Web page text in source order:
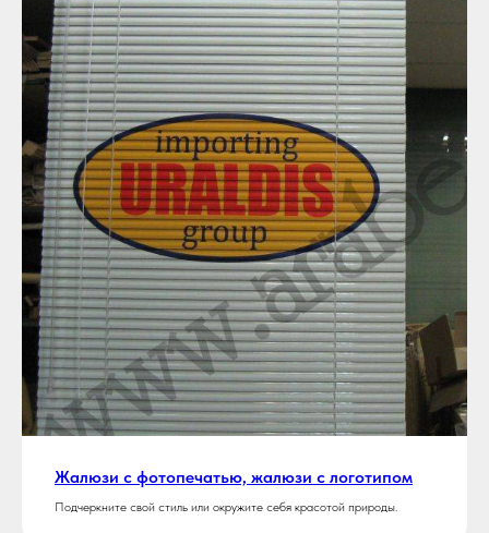
Жалюзи с фотопечатью, жалюзи с логотипом
Подчеркните свой стиль или окружите себя красотой природы.